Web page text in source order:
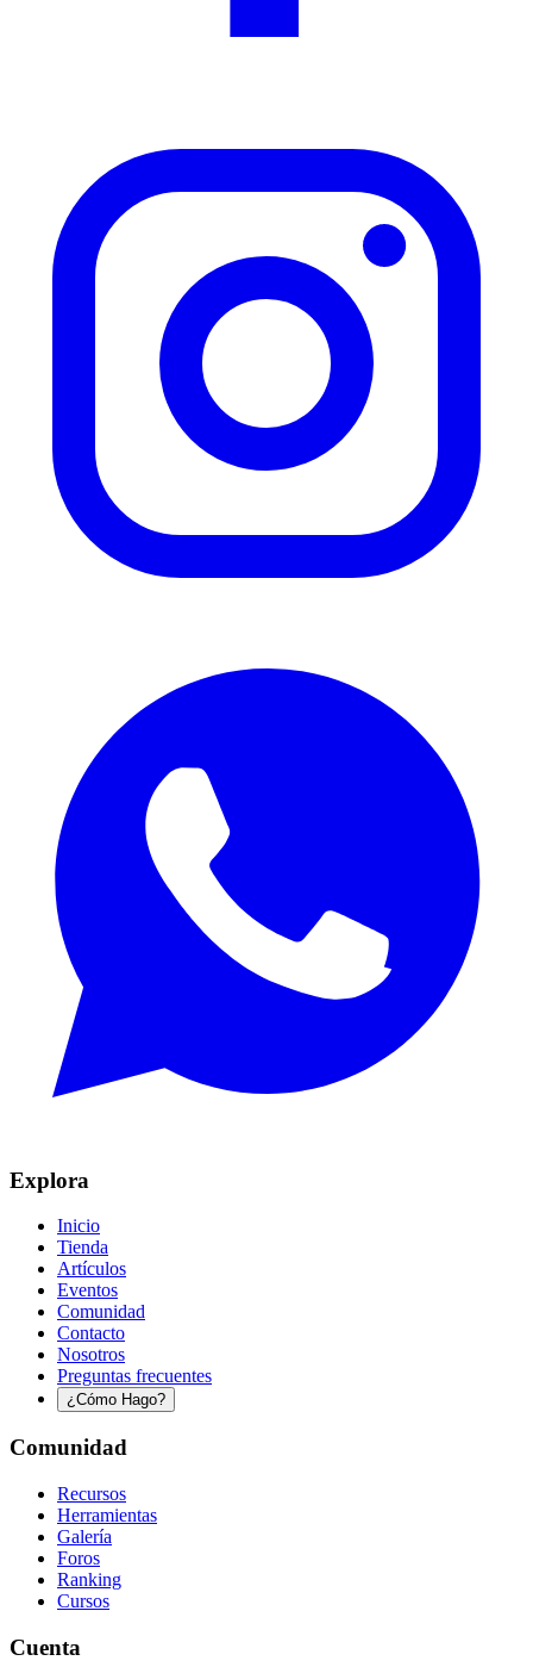
Explora
Inicio
Tienda
Artículos
Eventos
Comunidad
Contacto
Nosotros
Preguntas frecuentes
¿Cómo Hago?
Comunidad
Recursos
Herramientas
Galería
Foros
Ranking
Cursos
Cuenta